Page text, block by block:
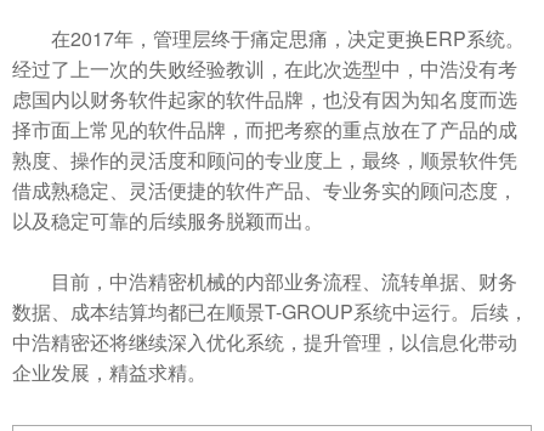
在2017年，管理层终于痛定思痛，决定更换ERP系统。
经过了上一次的失败经验教训，在此次选型中，中浩没有考
虑国内以财务软件起家的软件品牌，也没有因为知名度而选
择市面上常见的软件品牌，而把考察的重点放在了产品的成
熟度、操作的灵活度和顾问的专业度上，最终，顺景软件凭
借成熟稳定、灵活便捷的软件产品、专业务实的顾问态度，
以及稳定可靠的后续服务脱颖而出。
目前，中浩精密机械的内部业务流程、流转单据、财务
数据、成本结算均都已在顺景T-GROUP系统中运行。后续，
中浩精密还将继续深入优化系统，提升管理，以信息化带动
企业发展，精益求精。